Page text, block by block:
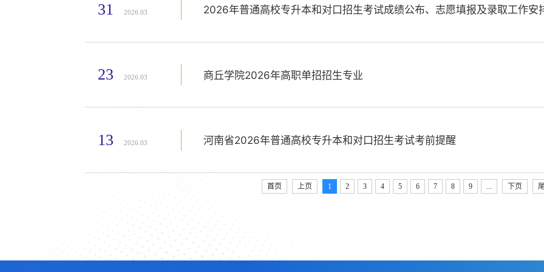
31 2026.03 2026年普通高校专升本和对口招生考试成绩公布、志愿填报及录取工作安
23 2026.03 商丘学院2026年高职单招招生专业
13 2026.03 河南省2026年普通高校专升本和对口招生考试考前提醒
首页 上页 1 2 3 4 5 6 7 8 9 下页